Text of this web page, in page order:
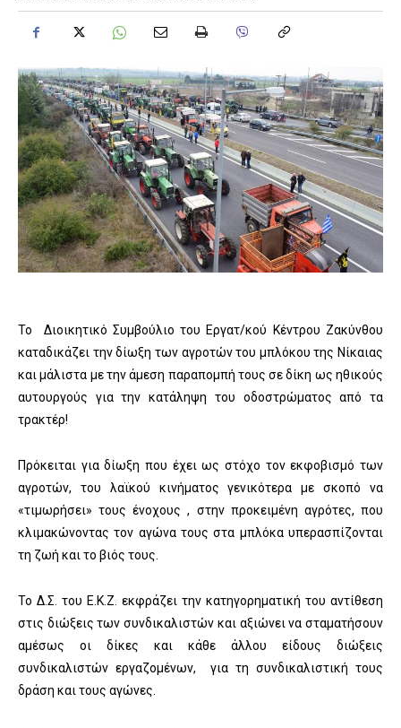
Το Διοικητικό Συμβούλιο του Εργατ/κού Κέντρου Ζακύνθου
καταδικάζει την δίωξη των αγροτών του μπλόκου της Νίκαιας
και μάλιστα με την άμεση παραπομπή τους σε δίκη ως ηθικούς
αυτουργούς για την κατάληψη του οδοστρώματος από τα
τρακτέρ!
Πρόκειται για δίωξη που έχει ως στόχο τον εκφοβισμό των
αγροτών, του λαϊκού κινήματος γενικότερα με σκοπό να
«τιμωρήσει» τους ένοχους , στην προκειμένη αγρότες, που
κλιμακώνοντας τον αγώνα τους στα μπλόκα υπερασπίζονται
τη ζωή και το βιός τους.
Το Δ.Σ. του Ε.Κ.Ζ. εκφράζει την κατηγορηματική του αντίθεση
στις διώξεις των συνδικαλιστών και αξιώνει να σταματήσουν
αμέσως οι δίκες και κάθε άλλου είδους διώξεις
συνδικαλιστών εργαζομένων, για τη συνδικαλιστική τους
δράση και τους αγώνες.